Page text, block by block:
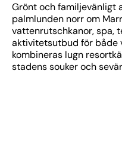
Grönt och familjevänligt
palmlunden norr om
vattenrutschkanor, spa,
aktivitetsutbud för både
kombineras lugn
stadens souker och